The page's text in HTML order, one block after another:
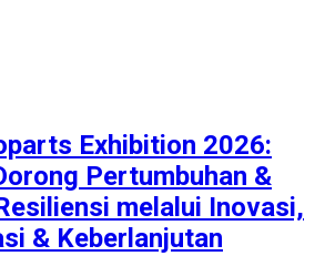
Exhibition 2026:
Pertumbuhan &
melalui Inovasi,
& Keberlanjutan